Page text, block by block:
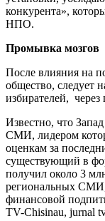
конкурента»,
НПО.
Промывка мозгов
После влияния на
общество, следует
избирателей,
Известно, что
СМИ, лидером
оценкам за
существующий в
получил около 3
региональных
финансовой
TV-Chisinau, jurnal